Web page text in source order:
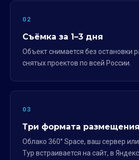
02
Съёмка за 1–3 дня
Объект снимается без остановки
снятых проектов по всей России.
03
Три формата размещения
Облако 360° Space, ваш сервер
Тур встраивается на сайт, в